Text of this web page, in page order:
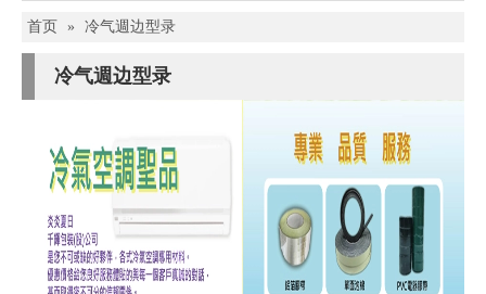
首页 » 冷气週边型录
冷气週边型录